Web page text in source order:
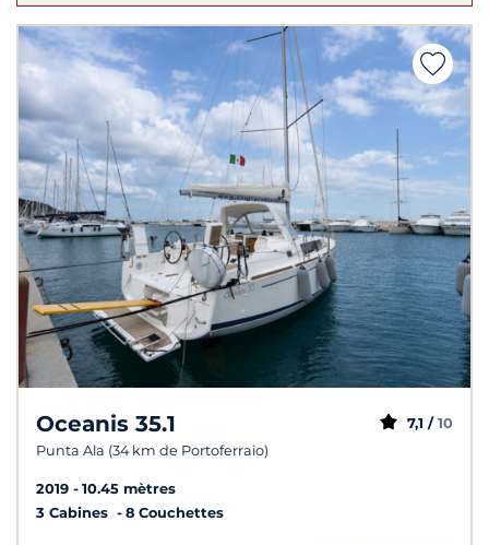
Oceanis 35.1
Punta Ala (34 km de Portoferraio)
7,1 / 10
2019
10.45 mètres
3 Cabines
8 Couchettes